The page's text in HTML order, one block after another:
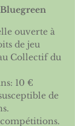
ouverte à
de jeu
Collectif du
10 €
de